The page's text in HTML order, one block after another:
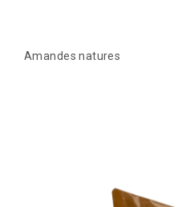
Amandes natures